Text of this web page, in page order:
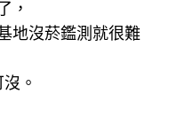
，
地沒菸鑑測就很難
。